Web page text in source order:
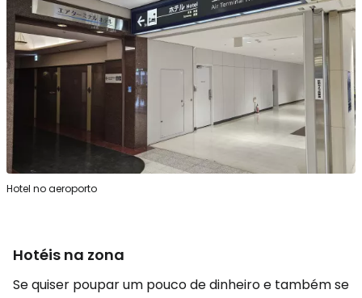
Hotel no aeroporto
Hotéis na zona
Se quiser poupar um pouco de dinheiro e também se